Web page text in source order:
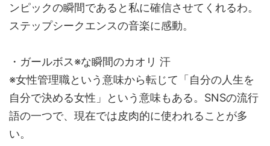
ンピックの瞬間であると私に確信させてくれるわ。
ステップシークエンスの音楽に感動。
・ガールボス※な瞬間のカオリ 汗
※女性管理職という意味から転じて「自分の人生を
自分で決める女性」という意味もある。SNSの流行
語の一つで、現在では皮肉的に使われることが多
い。